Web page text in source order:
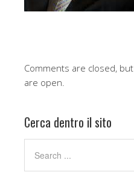
Comments are closed, but
are open.
Cerca dentro il sito